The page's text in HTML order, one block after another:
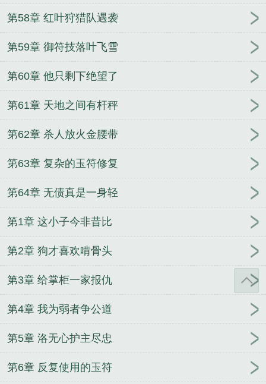
第58章 红叶狩猎队遇袭
第59章 御符技落叶飞雪
第60章 他只剩下绝望了
第61章 天地之间有杆秤
第62章 杀人放火金腰带
第63章 复杂的玉符修复
第64章 无债真是一身轻
第1章 这小子今非昔比
第2章 狗才喜欢啃骨头
第3章 给掌柜一家报仇
第4章 我为弱者争公道
第5章 洛无心护主尽忠
第6章 反复使用的玉符